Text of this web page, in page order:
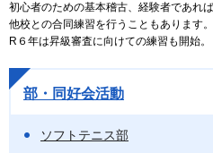
初心者のための基本稽古、経験者であれ
他校との合同練習を行うこともあります。
R６年は昇級審査に向けての練習も開始。
部・同好会活動
ソフトテニス部